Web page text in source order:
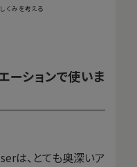
くみを考える
ーションで使いま
は、とても奥深いア